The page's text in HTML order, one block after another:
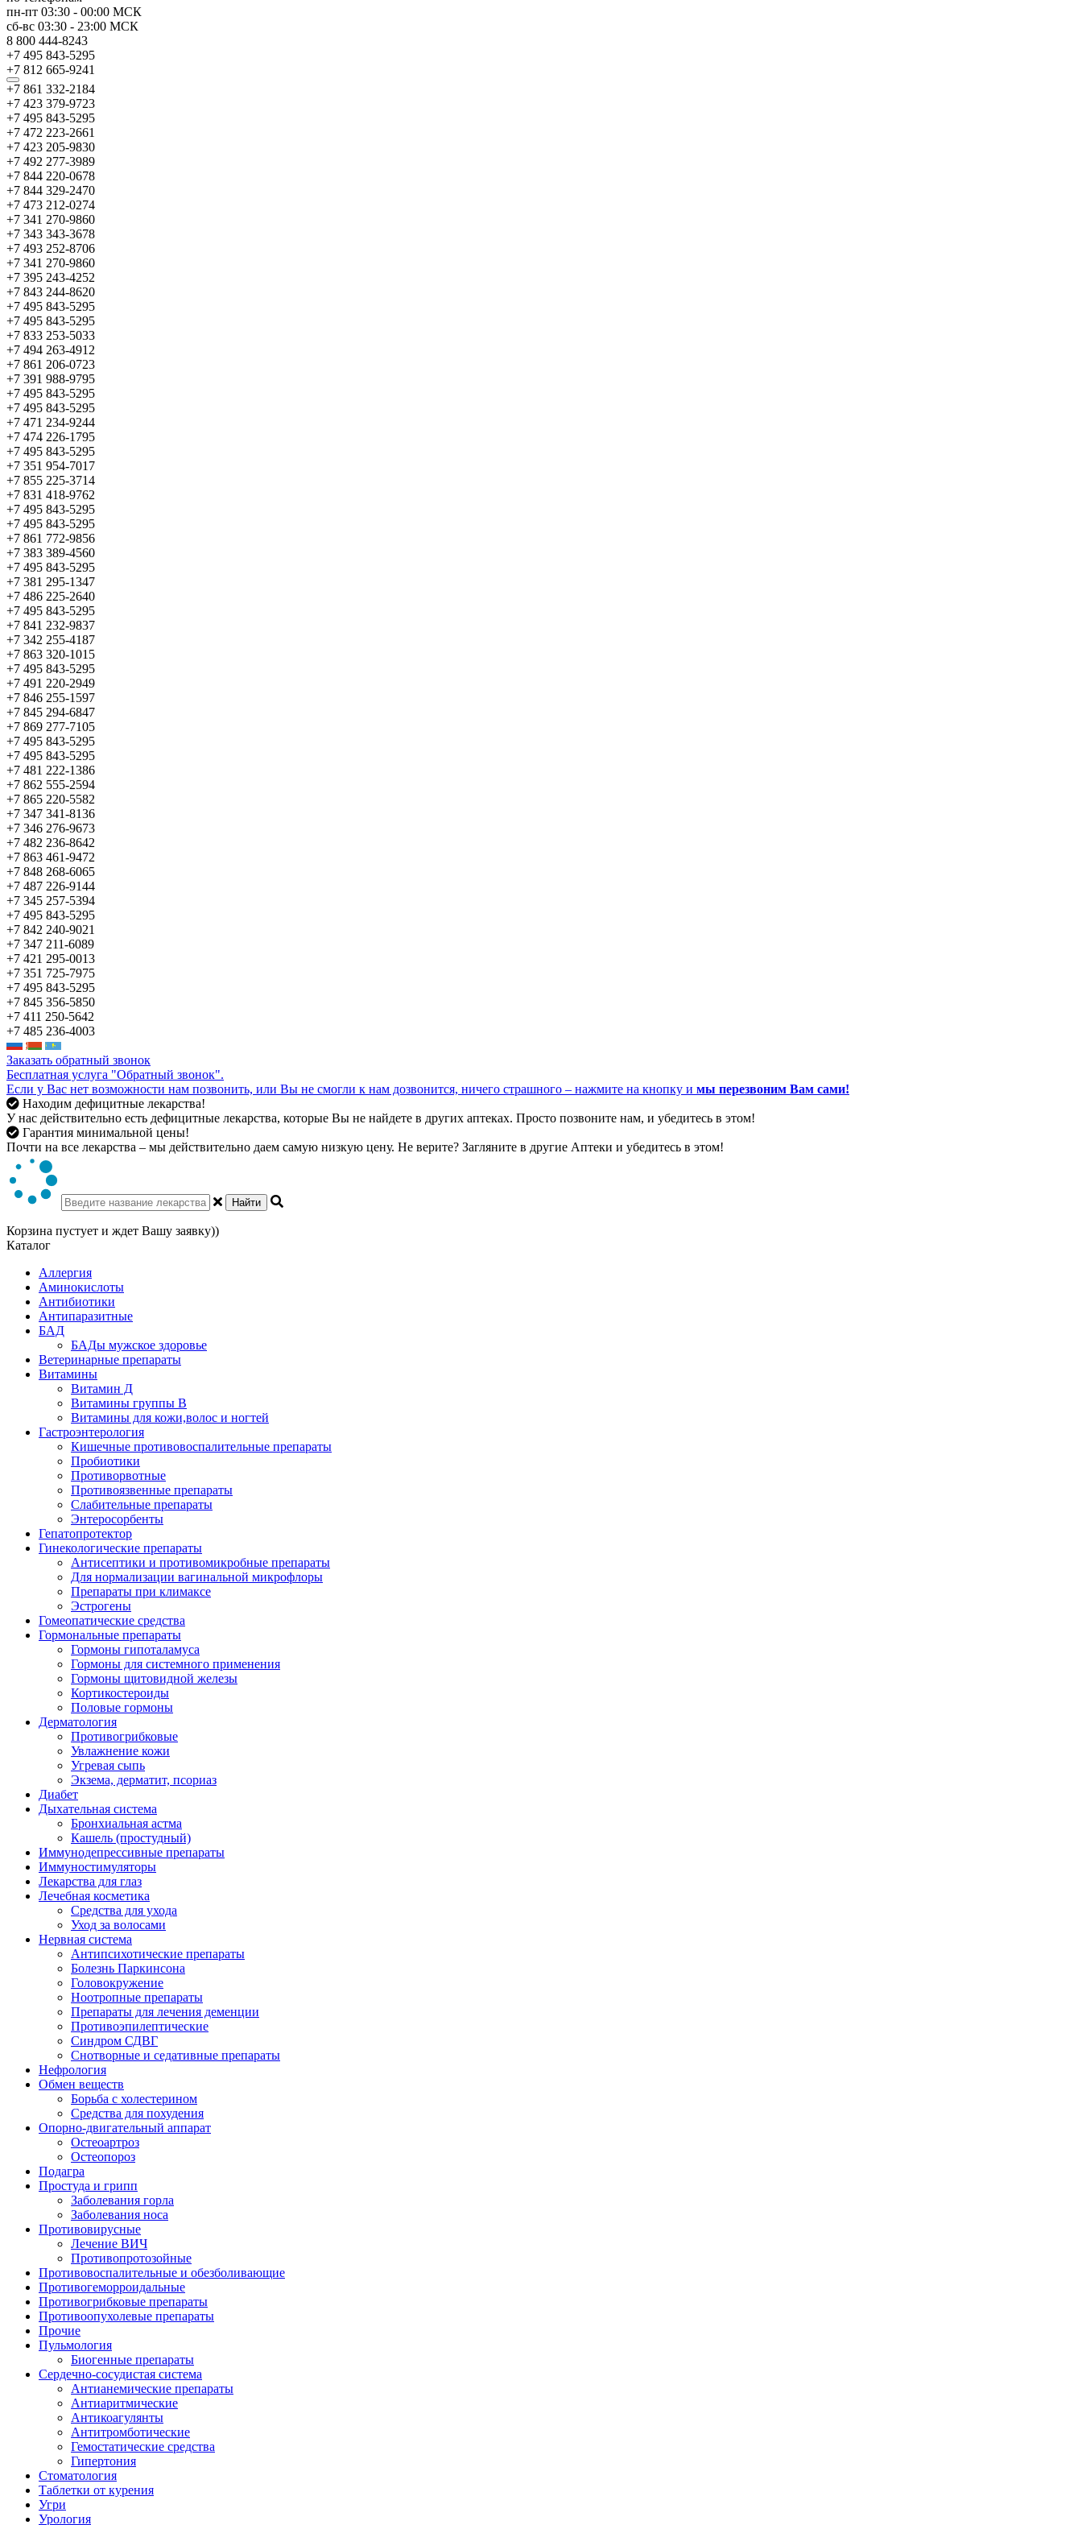
пн-пт 03:30 - 00:00 МСК
сб-вс 03:30 - 23:00 МСК
8 800 444-8243
+7 495 843-5295
+7 812 665-9241
+7 861 332-2184
+7 423 379-9723
+7 495 843-5295
+7 472 223-2661
+7 423 205-9830
+7 492 277-3989
+7 844 220-0678
+7 844 329-2470
+7 473 212-0274
+7 341 270-9860
+7 343 343-3678
+7 493 252-8706
+7 341 270-9860
+7 395 243-4252
+7 843 244-8620
+7 495 843-5295
+7 495 843-5295
+7 833 253-5033
+7 494 263-4912
+7 861 206-0723
+7 391 988-9795
+7 495 843-5295
+7 495 843-5295
+7 471 234-9244
+7 474 226-1795
+7 495 843-5295
+7 351 954-7017
+7 855 225-3714
+7 831 418-9762
+7 495 843-5295
+7 495 843-5295
+7 861 772-9856
+7 383 389-4560
+7 495 843-5295
+7 381 295-1347
+7 486 225-2640
+7 495 843-5295
+7 841 232-9837
+7 342 255-4187
+7 863 320-1015
+7 495 843-5295
+7 491 220-2949
+7 846 255-1597
+7 845 294-6847
+7 869 277-7105
+7 495 843-5295
+7 495 843-5295
+7 481 222-1386
+7 862 555-2594
+7 865 220-5582
+7 347 341-8136
+7 346 276-9673
+7 482 236-8642
+7 863 461-9472
+7 848 268-6065
+7 487 226-9144
+7 345 257-5394
+7 495 843-5295
+7 842 240-9021
+7 347 211-6089
+7 421 295-0013
+7 351 725-7975
+7 495 843-5295
+7 845 356-5850
+7 411 250-5642
+7 485 236-4003
Заказать обратный звонок
Бесплатная услуга "Обратный звонок".
Если у Вас нет возможности нам позвонить, или Вы не смогли к нам дозвонится, ничего страшного – нажмите на кнопку и мы перезвоним Вам сами!
Находим дефицитные лекарства!
У нас действительно есть дефицитные лекарства, которые Вы не найдете в других аптеках. Просто позвоните нам, и убедитесь в этом!
Гарантия минимальной цены!
Почти на все лекарства – мы действительно даем самую низкую цену. Не верите? Загляните в другие Аптеки и убедитесь в этом!
Найти
Корзина пустует и ждет Вашу заявку))
Каталог
Аллергия
Аминокислоты
Антибиотики
Антипаразитные
БАД
БАДы мужское здоровье
Ветеринарные препараты
Витамины
Витамин Д
Витамины группы В
Витамины для кожи,волос и ногтей
Гастроэнтерология
Кишечные противовоспалительные препараты
Пробиотики
Противорвотные
Противоязвенные препараты
Слабительные препараты
Энтеросорбенты
Гепатопротектор
Гинекологические препараты
Антисептики и противомикробные препараты
Для нормализации вагинальной микрофлоры
Препараты при климаксе
Эстрогены
Гомеопатические средства
Гормональные препараты
Гормоны гипоталамуса
Гормоны для системного применения
Гормоны щитовидной железы
Кортикостероиды
Половые гормоны
Дерматология
Противогрибковые
Увлажнение кожи
Угревая сыпь
Экзема, дерматит, псориаз
Диабет
Дыхательная система
Бронхиальная астма
Кашель (простудный)
Иммунодепрессивные препараты
Иммуностимуляторы
Лекарства для глаз
Лечебная косметика
Средства для ухода
Уход за волосами
Нервная система
Антипсихотические препараты
Болезнь Паркинсона
Головокружение
Ноотропные препараты
Препараты для лечения деменции
Противоэпилептические
Синдром СДВГ
Снотворные и седативные препараты
Нефрология
Обмен веществ
Борьба с холестерином
Средства для похудения
Опорно-двигательный аппарат
Остеоартроз
Остеопороз
Подагра
Простуда и грипп
Заболевания горла
Заболевания носа
Противовирусные
Лечение ВИЧ
Противопротозойные
Противовоспалительные и обезболивающие
Противогеморроидальные
Противогрибковые препараты
Противоопухолевые препараты
Прочие
Пульмология
Биогенные препараты
Сердечно-сосудистая система
Антианемические препараты
Антиаритмические
Антикоагулянты
Антитромботические
Гемостатические средства
Гипертония
Стоматология
Таблетки от курения
Угри
Урология